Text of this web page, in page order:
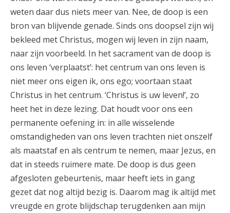
weten daar dus niets meer van. Nee, de doop is een
bron van blijvende genade. Sinds ons doopsel zijn wij
bekleed met Christus, mogen wij leven in zijn naam,
naar zijn voorbeeld. In het sacrament van de doop is
ons leven ‘verplaatst’: het centrum van ons leven is
niet meer ons eigen ik, ons ego; voortaan staat
Christus in het centrum. ‘Christus is uw leven!’, zo
heet het in deze lezing. Dat houdt voor ons een
permanente oefening in: in alle wisselende
omstandigheden van ons leven trachten niet onszelf
als maatstaf en als centrum te nemen, maar Jezus, en
dat in steeds ruimere mate. De doop is dus geen
afgesloten gebeurtenis, maar heeft iets in gang
gezet dat nog altijd bezig is. Daarom mag ik altijd met
vreugde en grote blijdschap terugdenken aan mijn